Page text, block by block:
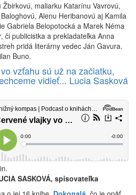
Žbirkovú, maliarku Katarínu Vavrovú,
Alenu Heribanovú aj Kamila
Gabriela Belopotocká a Marek Néma
či publicistka a prekladateľka Anna
pridá literárny vedec Ján Gavura.
Buno.
vzťahu sú už na začiatku,
vidieť... Lucia Sasková
SASKOVÁ, spisovateľka